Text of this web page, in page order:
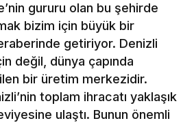
gururu olan bu şehirde
bizim için büyük bir
getiriyor. Denizli
değil, dünya çapında
bir üretim merkezidir.
toplam ihracatı yaklaşık
ulaştı. Bunun önemli